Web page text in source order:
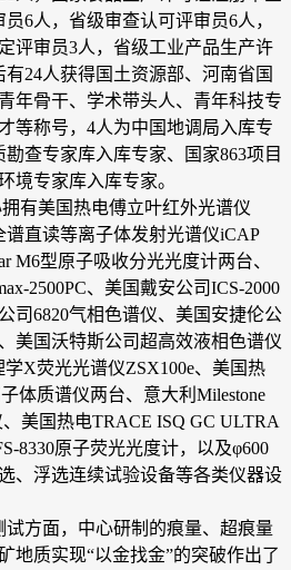
6人，省级审查认可评审员6人，
评审员3人，省级工业产品生产许
24人获得国土资源部、河南省国
年骨干、学术带头人、青年科技专
等称号，4人为中国地调局入库专
查专家库入库专家、国家863项目
境专家库入库专家。
有美国热电傅立叶红外光谱仪
谱直读等离子体发射光谱仪iCAP
M6型原子吸收分光光度计两台、
2500PC、美国戴安公司ICS-2000
司6820气相色谱仪、美国安捷伦公
美国沃特斯公司超高效液相色谱仪
X荧光光谱仪ZSX100e、美国热
体质谱仪两台、意大利Milestone
美国热电TRACE ISQ GC ULTRA
8330原子荧光光度计，以及φ600
、浮选连续试验设备等各类仪器设
方面，中心研制的痕量、超痕量
地质实现“以金找金”的突破作出了